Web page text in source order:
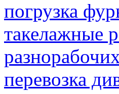
погрузка
такелажные
перевозка